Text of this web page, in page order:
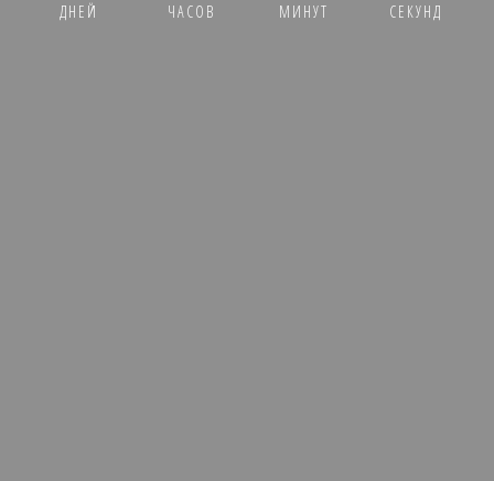
ДНЕЙ ЧАСОВ МИНУТ СЕКУНД